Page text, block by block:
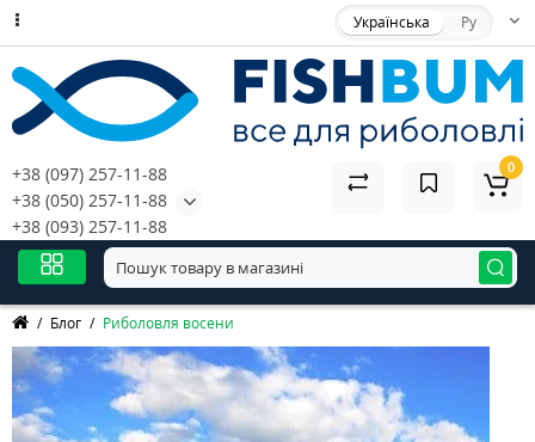
Українська Ру
+38 (097) 257-11-88
+38 (050) 257-11-88
+38 (093) 257-11-88
0
Блог Риболовля восени